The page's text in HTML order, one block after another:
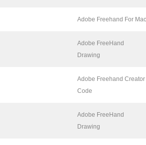
Adobe Freehand For Mac
Adobe FreeHand
Drawing
Adobe Freehand Creator
Code
Adobe FreeHand
Drawing